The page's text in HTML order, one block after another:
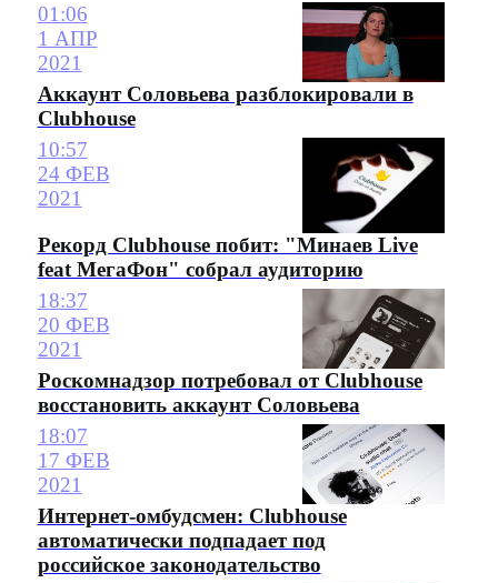
01:06
1 АПР
2021
Аккаунт Соловьева разблокировали в
Clubhouse
10:57
24 ФЕВ
2021
Рекорд Clubhouse побит: "Минаев Live
feat МегаФон" собрал аудиторию
18:37
20 ФЕВ
2021
Роскомнадзор потребовал от Clubhouse
восстановить аккаунт Соловьева
18:07
17 ФЕВ
2021
Интернет-омбудсмен: Clubhouse
автоматически подпадает под
российское законодательство